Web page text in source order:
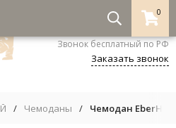
0
8-800-333-5530
Звонок бесплатный по РФ
Заказать звонок
/ Чемоданы / Чемодан EberHart